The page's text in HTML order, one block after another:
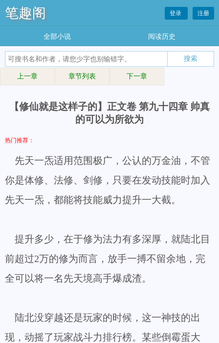
笔趣阁 登录 注册
全部小说 阅读历史
上一章 章节列表 下一章
【修仙就是这样子的】正文卷 第九十四章 帅真
的可以为所欲为
热门推荐：
先天一炁适用范围极广，公认的万金油，不管
你是体修、法修、剑修，只要在发动技能时加入
先天一炁，都能将技能威力提升一大截。
提升多少，在于修为法力有多深厚，就陆北目
前超过2万的修为而言，放手一搏不留余地，完
全可以将一名先天境高手爆成渣。
陆北没穿越还是玩家的时候，这一神技的出
现，动摇了玩家战斗力排行榜。某些倒霉蛋大